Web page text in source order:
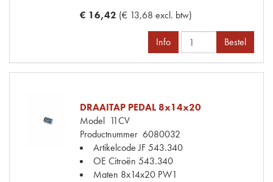
€ 16,42 (€ 13,68 excl. btw)
Info Bestel
DRAAITAP PEDAL 8x14x20
Model 11CV
Productnummer 6080032
Artikelcode JF543.340
OE Citroën 543.340
Maten 8x14x20 PW1